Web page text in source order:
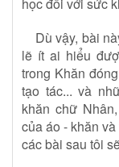
Dù vậy, bài
lẽ ít ai hiểu
trong Khăn
tạo tác... và
khăn chữ
của áo - khăn
các bài sau tôi